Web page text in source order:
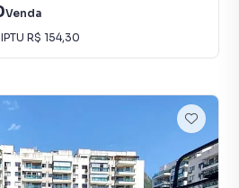
Venda
IPTU R$ 154,30